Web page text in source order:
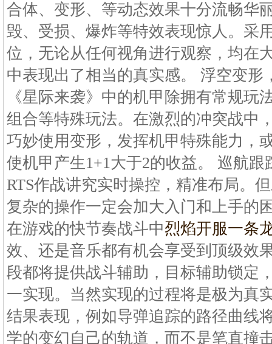
合体、变形、等动态效果十分流畅华
毁、受损、爆炸等特效表现惊人。采
位，无论从任何视角进行观察，均在
中表现出了相当的真实感。 浮空变形
《星际来袭》中的机甲除拥有常规玩
组合等特殊玩法。在激烈的冲突战中
巧妙使用变形，发挥机甲特殊能力，
使机甲产生1+1大于2的收益。 巡航
RTS作战讲究实时操控，精准布局。
复杂的操作一定会加大入门和上手的
在游戏的快节奏战斗中烈焰开服一条
效、还是音乐都有机会享受到顶级效
段都将提供战斗辅助，目标辅助锁定
一实现。当然实现的过程将是极为真
结果表现，例如导弹追踪的路径曲线
学的变幻自己的轨道，而不是笔直撞